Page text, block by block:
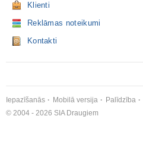
Klienti
Reklāmas noteikumi
Kontakti
Iepazīšanās Mobilā versija Palīdzība
© 2004 - 2026 SIA Draugiem